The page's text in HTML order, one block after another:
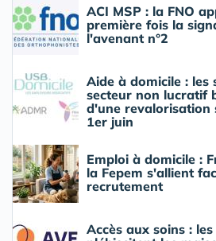
ACI MSP : la FNO
première fois la
l'avenant n°2
Aide à domicile : les
secteur non lucratif
d'une revalorisation
1er juin
Emploi à domicile :
la Fepem s'allient
recrutement
Accès aux soins :